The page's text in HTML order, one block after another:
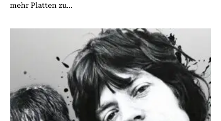
mehr Platten zu...